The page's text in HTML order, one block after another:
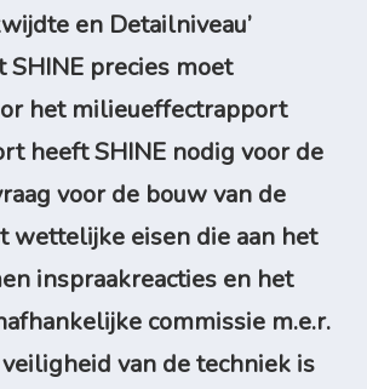
en Detailniveau’
SHINE precies moet
het milieueffectrapport
heeft SHINE nodig voor de
voor de bouw van de
wettelijke eisen die aan het
inspraakreacties en het
commissie m.e.r.
van de techniek is